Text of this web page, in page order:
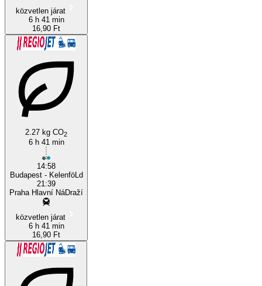
közvetlen járat
6 h 41 min
16,90 Ft
2.27 kg CO2
6 h 41 min
14:58
Budapest - KelenföLd
21:39
Praha Hlavní NáDraží
közvetlen járat
6 h 41 min
16,90 Ft